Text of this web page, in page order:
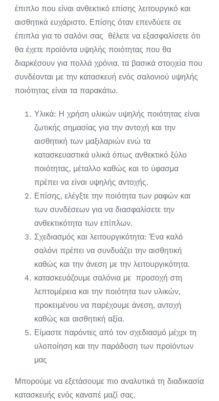
έπιπλο που είναι ανθεκτικό επίσης λειτουργικό και
αισθητικά ευχάριστο. Επίσης όταν επενδύετε σε
έπιπλα για το σαλόνι σας θέλετε να εξασφαλίσετε ότι
θα έχετε προϊόντα υψηλής ποιότητας που θα
διαρκέσουν για πολλά χρόνια. τα βασικά στοιχεία που
συνδέονται με την κατασκευή ενός σαλονιού υψηλής
ποιότητας είναι τα παρακάτω.
Υλικά: Η χρήση υλικών υψηλής ποιότητας είναι
ζωτικής σημασίας για την αντοχή και την
αισθητική των μαξιλαριών ενώ τα
κατασκευαστικά υλικά όπως ανθεκτικό ξύλο
ποιότητας, μέταλλο καθώς και το ύφασμα
πρέπει να είναι υψηλής αντοχής.
Επίσης, ελέγξτε την ποιότητα των ραφών και
των συνδέσεων για να διασφαλίσετε την
ανθεκτικότητα των επίπλων.
Σχεδιασμός και λειτουργικότητα: Ένα καλό
σαλόνι πρέπει να συνδυάζει την αισθητική
καθώς και την άνεση με την λειτουργικότητα.
κατασκευάζουμε σαλόνια με προσοχή στη
λεπτομέρεια και την ποιότητα των υλικών,
προκειμένου να παρέχουμε άνεση, αντοχή
καθώς και αισθητική αξία.
Είμαστε παρόντες από τον σχεδιασμό μέχρι τη
υλοποίηση και την παράδοση των προϊόντων
μας
Μπορούμε να εξετάσουμε πιο αναλυτικά τη διαδικασία
κατασκευής ενός καναπέ μαζί σας.